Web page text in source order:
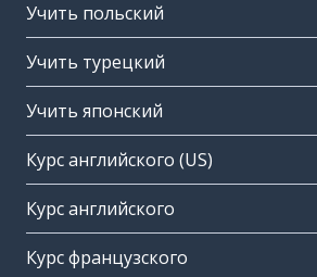
Учить польский
Учить турецкий
Учить японский
Курс английского (US)
Курс английского
Курс французского